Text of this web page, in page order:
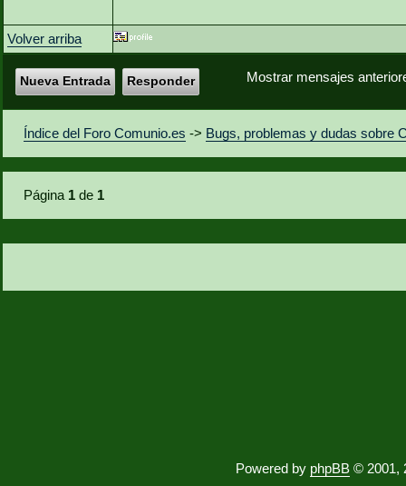
Volver arriba
Mostrar mensajes
Nueva Entrada Responder
Índice del Foro Comunio.es -> Bugs, problemas y dudas sobre
Página 1 de 1
Powered by phpBB © 2001,